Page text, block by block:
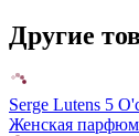
Другие
Serge Lutens 5
Женская